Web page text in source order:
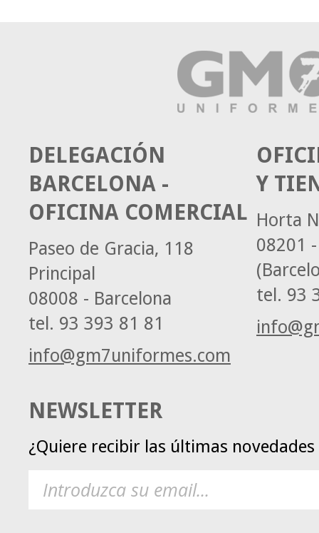
Y
Horta
08201
tel. 93
DELEGACIÓN
BARCELONA -
OFICINA COMERCIAL
Paseo de Gracia, 118
Principal
08008 - Barcelona
tel. 93 393 81 81
info@gm7uniformes.com
NEWSLETTER
¿Quiere recibir las últimas